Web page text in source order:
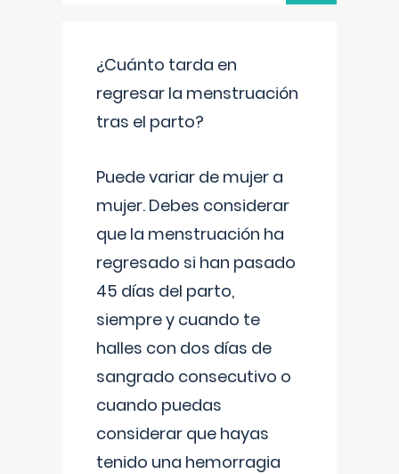
¿Cuánto tarda en
regresar la menstruación
tras el parto?
Puede variar de mujer a
mujer. Debes considerar
que la menstruación ha
regresado si han pasado
45 días del parto,
siempre y cuando te
halles con dos días de
sangrado consecutivo o
cuando puedas
considerar que hayas
tenido una hemorragia